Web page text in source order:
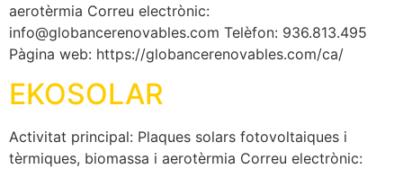
aerotèrmia Correu electrònic:
info@globancerenovables.com Telèfon: 936.813.495
Pàgina web: https://globancerenovables.com/ca/
EKOSOLAR
Activitat principal: Plaques solars fotovoltaiques i
tèrmiques, biomassa i aerotèrmia Correu electrònic: